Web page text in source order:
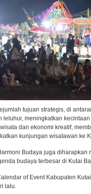
tujuan strategis, di
meningkatkan
dan ekonomi kreatif,
kunjungan wisatawan ke
Budaya juga
budaya terbesar di Kutai
of Event Kabupaten
lalu.